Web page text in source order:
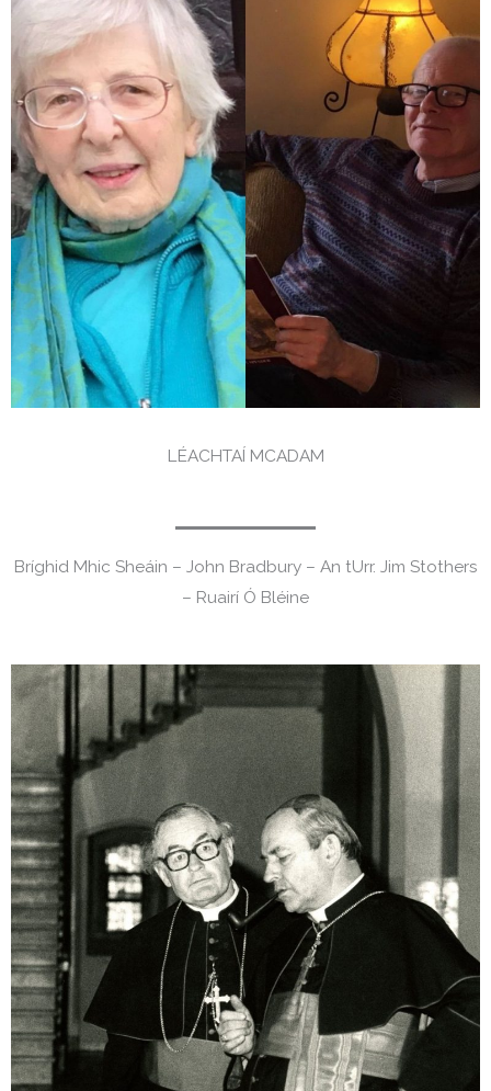
LÉACHTAÍ MCADAM
Bríghid Mhic Sheáin – John Bradbury – An tUrr. Jim Stothers
– Ruairí Ó Bléine